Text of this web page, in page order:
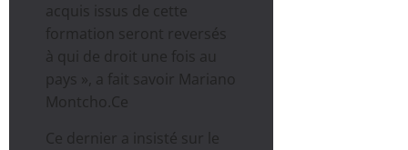
acquis issus de cette
formation seront reversés
à qui de droit une fois au
pays », a fait savoir Mariano
Montcho.Ce
Ce dernier a insisté sur le